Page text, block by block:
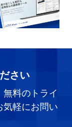
さい
料のトライ
気軽にお問い